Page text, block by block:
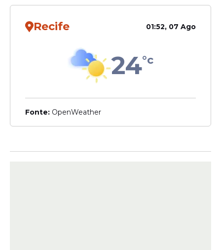
no município de Paulista, Grande Recife.
Recife 01:52, 07 Ago
24°c
Fonte: OpenWeather